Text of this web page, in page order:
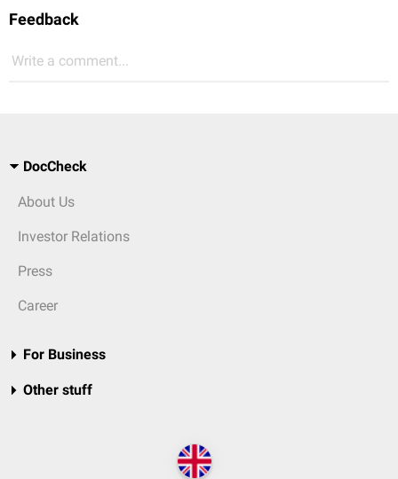
Feedback
Write a comment...
DocCheck
About Us
Investor Relations
Press
Career
For Business
Other stuff